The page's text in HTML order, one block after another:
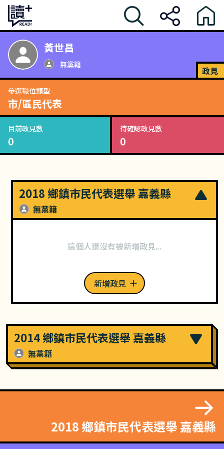
黃世昌
無黨籍
政見
參選職位類型
市/區民代表
目前政見數
0
待確認政見數
0
2018 鄉鎮市民代表選舉 嘉義縣
無黨籍
這個人還沒有被新增政見...
新增政見
2014 鄉鎮市民代表選舉 嘉義縣
無黨籍
2018 鄉鎮市民代表選舉 嘉義縣